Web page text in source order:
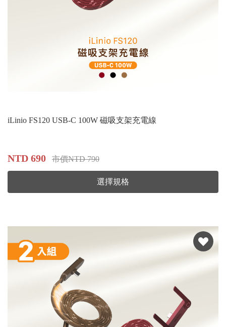
iLinio FS120 USB-C 100W 磁吸支架充電線
NTD 690 市價NTD 790
選擇規格